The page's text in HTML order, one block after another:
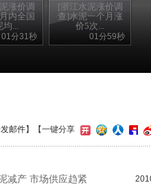
涨价调
内全国
均...
01分31秒
[浙江水泥涨价调
查]水泥一个月涨
价5次...
01分59秒
邮件】 【一键分享
减产 市场供应趋紧